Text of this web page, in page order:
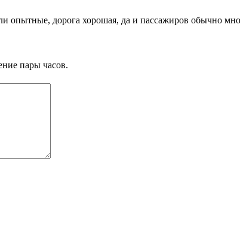
опытные, дорога хорошая, да и пассажиров обычно
пары часов.